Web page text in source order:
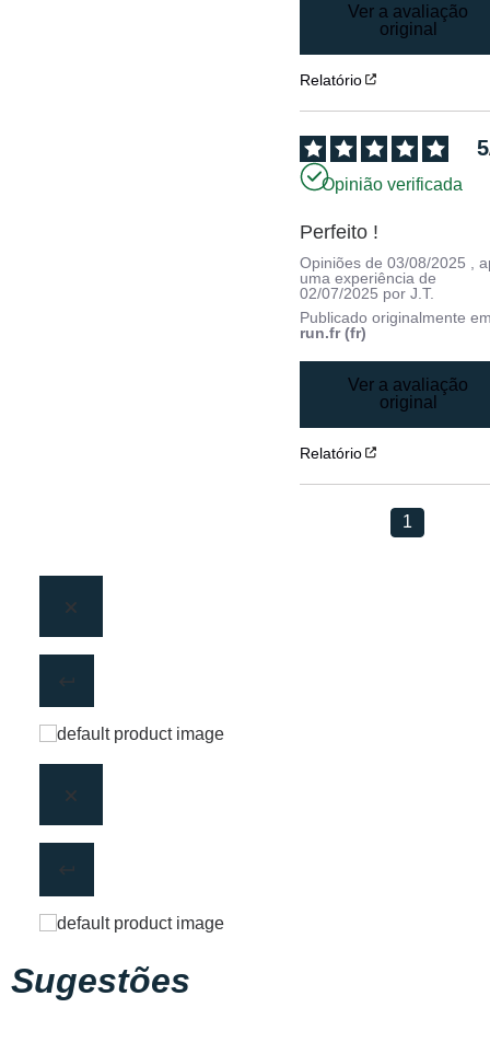
Ver a avaliação
original
Relatório
5
Opinião verificada
Perfeito !
Opiniões de03/08/2025
,
uma experiência de
02/07/2025 porJ.T.
Publicado originalmente
run.fr (fr)
Ver a avaliação
original
Relatório
1
Sugestões